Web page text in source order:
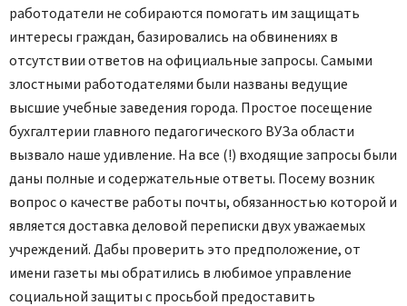
работодатели не собираются помогать им защищать
интересы граждан, базировались на обвинениях в
отсутствии ответов на официальные запросы. Самыми
злостными работодателями были названы ведущие
высшие учебные заведения города. Простое посещение
бухгалтерии главного педагогического ВУЗа области
вызвало наше удивление. На все (!) входящие запросы были
даны полные и содержательные ответы. Посему возник
вопрос о качестве работы почты, обязанностью которой и
является доставка деловой переписки двух уважаемых
учреждений. Дабы проверить это предположение, от
имени газеты мы обратились в любимое управление
социальной защиты с просьбой предоставить